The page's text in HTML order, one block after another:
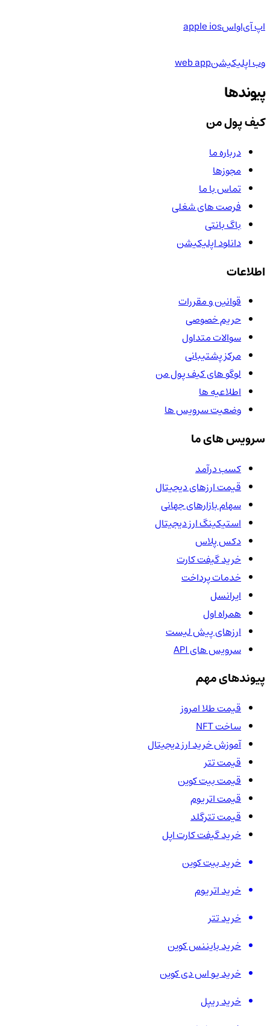
اپ آی‌او‌اسapple ios
وب اپلیکیشنweb app
پیوندها
کیف پول من
درباره ما
مجوزها
تماس با ما
فرصت های شغلی
باگ بانتی
دانلود اپلیکیشن
اطلاعات
قوانین و مقررات
حریم خصوصی
سوالات متداول
مرکز پشتیبانی
لوگو های کیف پول من
اطلاعیه ها
وضعیت سرویس ها
سرویس های ما
کسب درآمد
قیمت ارزهای دیجیتال
سهام بازارهای جهانی
استیکینگ ارز دیجیتال
دکس پلاس
خرید گیفت کارت
خدمات پرداخت
ایرانسل
همراه اول
ارزهای پیش لیست
سرویس های API
پیوندهای مهم
قیمت طلا امروز
ساخت NFT
آموزش خرید ارز دیجیتال
قیمت تتر
قیمت بیت کوین
قیمت اتریوم
قیمت تترگلد
خرید گیفت کارت اپل
خرید بیت کوین
خرید اتریوم
خرید تتر
خرید بایننس کوین
خرید یو اس دی کوین
خرید ریپل